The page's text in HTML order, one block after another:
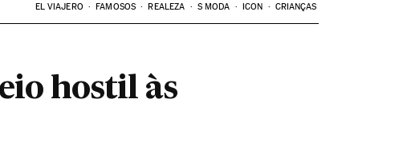
EL VIAJERO FAMOSOS REALEZA S MODA ICON CRIANÇAS
hostil às